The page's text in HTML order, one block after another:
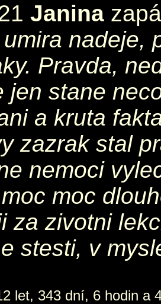
Janina
nadeje,
Pravda,
jen stane
a kruta
zazrak stal
nemoci
moc
za zivotni
stesti, v
let, 343 dní, 6 hodin a